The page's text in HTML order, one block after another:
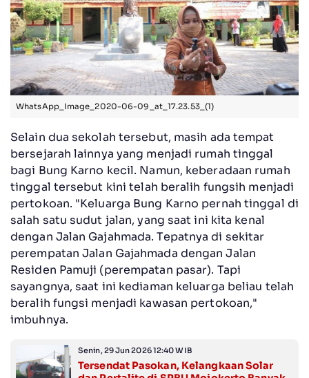
WhatsApp_Image_2020-06-09_at_17.23.53_(1)
Selain dua sekolah tersebut, masih ada tempat
bersejarah lainnya yang menjadi rumah tinggal
bagi Bung Karno kecil. Namun, keberadaan rumah
tinggal tersebut kini telah beralih fungsih menjadi
pertokoan. "Keluarga Bung Karno pernah tinggal di
salah satu sudut jalan, yang saat ini kita kenal
dengan Jalan Gajahmada. Tepatnya di sekitar
perempatan Jalan Gajahmada dengan Jalan
Residen Pamuji (perempatan pasar). Tapi
sayangnya, saat ini kediaman keluarga beliau telah
beralih fungsi menjadi kawasan pertokoan,"
imbuhnya.
Senin, 29 Jun 2026 12:40 WIB
Tersendat Pasokan, Kelangkaan Solar